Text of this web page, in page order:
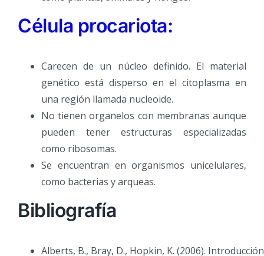
Célula procariota:
Carecen de un núcleo definido. El material
genético está disperso en el citoplasma en
una región llamada nucleoide.
No tienen organelos con membranas aunque
pueden tener estructuras especializadas
como ribosomas.
Se encuentran en organismos unicelulares,
como bacterias y arqueas.
Bibliografía
Alberts, B., Bray, D., Hopkin, K. (2006). Introducción